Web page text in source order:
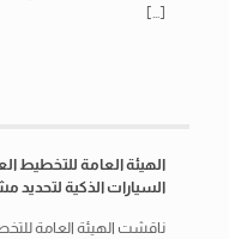
[…]
الهيئة العامة للتخطيط
السيارات الذكية لتحديد
ناقشت الهيئة العامة